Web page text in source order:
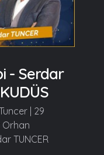
- Serdar
| 29
Orhan
TUNCER